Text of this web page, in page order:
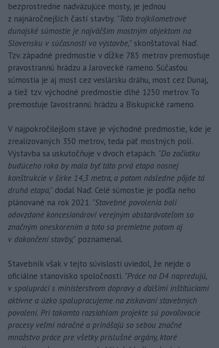
bezprostredne nadväzujúce mosty, je jednou
z najnáročnejších častí stavby. "Toto trojkilometrové
dunajské súmostie je najväčším mostným objektom na
Slovensku v súčasnosti vo výstavbe," skonštatoval Naď.
Tzv. západné predmostie v dĺžke 785 metrov premosťuje
pravostrannú hrádzu a Jarovecké rameno. Súčasťou
súmostia je aj most cez veslársku dráhu, most cez Dunaj,
a tiež tzv. východné predmostie dlhé 1250 metrov. To
premosťuje ľavostrannú hrádzu a Biskupické rameno.
V najpokročilejšom stave je východné predmostie, kde je
zrealizovaných 350 metrov, teda päť mostných polí.
Výstavba sa uskutočňuje v dvoch etapách. "Do začiatku
budúceho roka by mala byť táto prvá etapa nosnej
konštrukcie v šírke 14,3 metra, a potom následne pôjde tá
druhá etapa," dodal Naď. Celé súmostie je podľa neho
plánované na rok 2021. "Stavebné povolenia boli
odovzdané koncesionárovi verejným obstarávateľom so
značným oneskorením a toto sa premietne potom aj
v dokončení stavby," poznamenal.
Stavebník však v tejto súvislosti uviedol, že nejde o
oficiálne stanovisko spoločnosti. "Práce na D4 napredujú,
v spolupráci s ministerstvom dopravy a ďalšími inštitúciami
aktívne a úzko spolupracujeme na získavaní stavebných
povolení. Pri takomto rozsiahlom projekte sú povoľovacie
procesy veľmi náročné a prinášajú so sebou značné
množstvo práce pre všetky príslušné orgány, ktoré